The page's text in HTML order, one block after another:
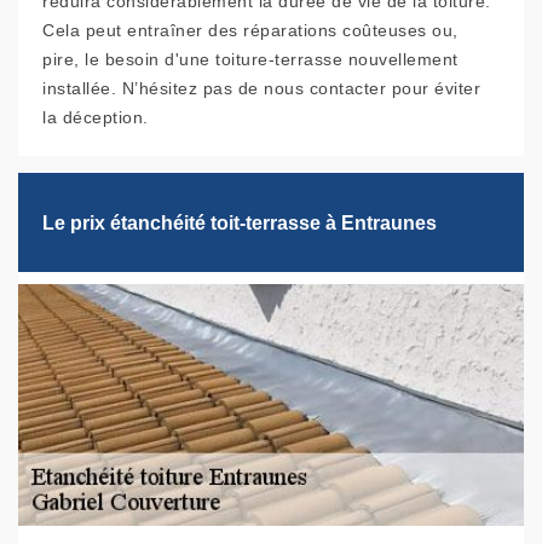
Cela peut entraîner des réparations coûteuses ou,
pire, le besoin d'une toiture-terrasse nouvellement
installée. N’hésitez pas de nous contacter pour éviter
la déception.
Le prix étanchéité toit-terrasse à Entraunes